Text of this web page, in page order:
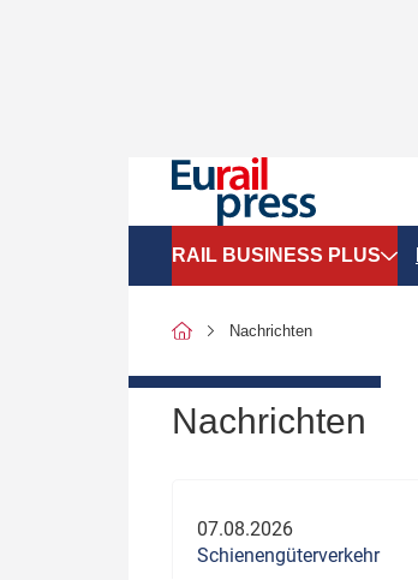
RAIL BUSINESS PLUS
SPNV-Marktdaten
Politik
Nachrichten
Nachrichten
07.08.2026
Schienengüterverkehr